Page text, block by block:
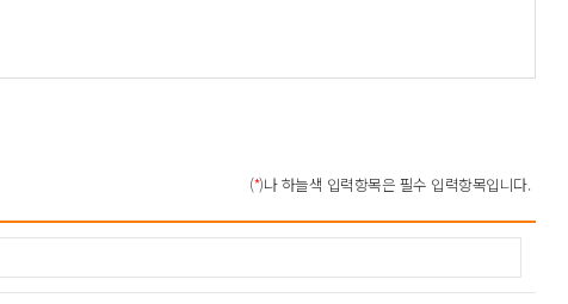
, 건강상태 및 성생활 등 ) 는 수집하지 않습니다.
(*)나 하늘색 입력항목은 필수 입력항목입니다.